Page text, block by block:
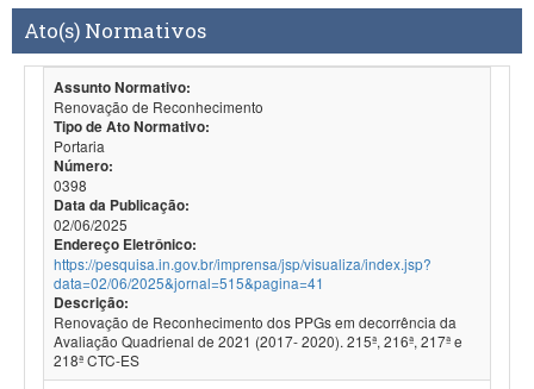
Ato(s) Normativos
Assunto Normativo:
Renovação de Reconhecimento
Tipo de Ato Normativo:
Portaria
Número:
0398
Data da Publicação:
02/06/2025
Endereço Eletrônico:
https://pesquisa.in.gov.br/imprensa/jsp/visualiza/index.jsp?
data=02/06/2025&jornal=515&pagina=41
Descrição:
Renovação de Reconhecimento dos PPGs em decorrência da
Avaliação Quadrienal de 2021 (2017- 2020). 215ª, 216ª, 217ª e
218ª CTC-ES